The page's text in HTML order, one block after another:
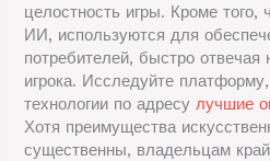
целостность игры. Кроме
ИИ, используются для
потребителей, быстро
игрока. Исследуйте
технологии по адресулучшие
Хотя преимущества
существенны, владельцам